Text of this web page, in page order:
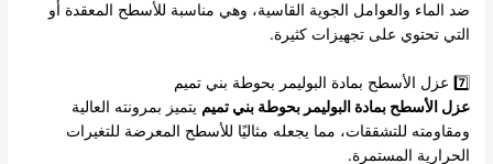
ضد الماء والعوامل الجوية القاسية، وهي مناسبة للأسطح المعقدة أو
التي تحتوي على تجهيزات كثيرة.
7️⃣ عزل الأسطح بمادة البوليمر بحوطة بني تميم
عزل الأسطح بمادة البوليمر بحوطة بني تميم يتميز بمرونته العالية
ومقاومته للتشققات، مما يجعله مثاليًا للأسطح المعرضة للتغيرات
الحرارية المستمرة.